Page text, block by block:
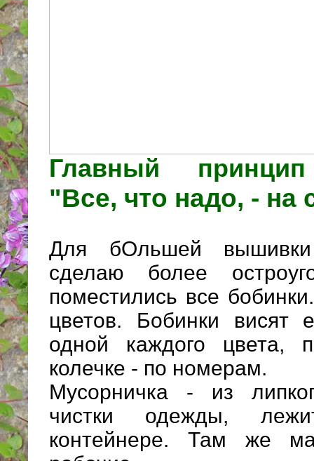
Главный
"Все, что надо, - на
Для бОльшей вышивки
сделаю более
поместились все
цветов. Бобинки висят
одной каждого цвета,
колечке - по номерам.
Мусорничка - из
чистки одежды,
контейнере. Там же